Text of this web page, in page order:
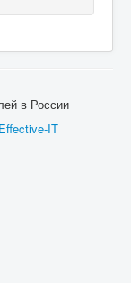
в России
Effective-IT